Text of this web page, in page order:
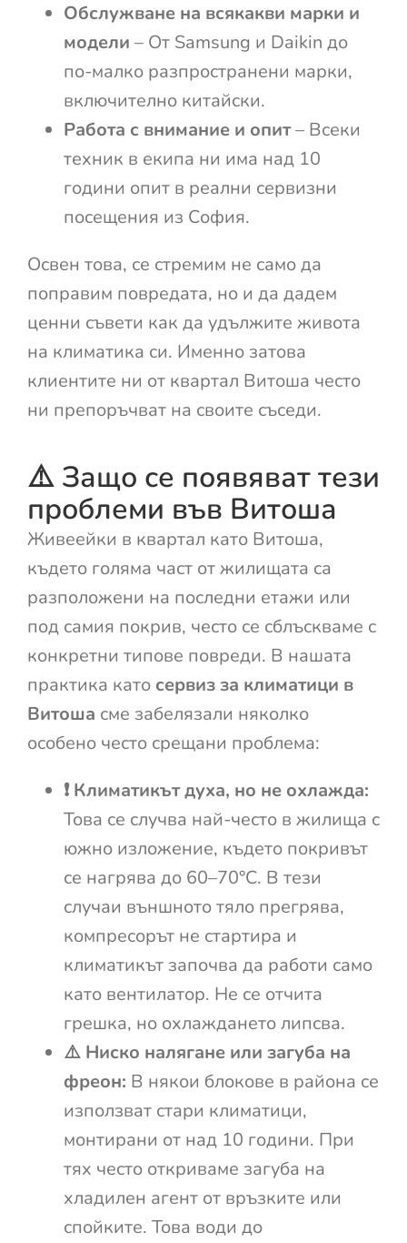
Обслужване на всякакви марки и
модели – От Samsung и Daikin до
по-малко разпространени марки,
включително китайски.
Работа с внимание и опит– Всеки
техник в екипа ни има над 10
години опит в реални сервизни
посещения из София.
Освен това, се стремим не само да
поправим повредата, но и да дадем
ценни съвети как да удължите живота
на климатика си. Именно затова
клиентите ни от квартал Витоша често
ни препоръчват на своите съседи.
⚠️ Защо се появяват тези
проблеми във Витоша
Живеейки в квартал като Витоша,
където голяма част от жилищата са
разположени на последни етажи или
под самия покрив, често се сблъскваме с
конкретни типове повреди. В нашата
практика като сервиз за климатици в
Витоша сме забелязали няколко
особено често срещани проблема:
❗ Климатикът духа, но не охлажда:
Това се случва най-често в жилища с
южно изложение, където покривът
се нагрява до 60–70°C. В тези
случаи външното тяло прегрява,
компресорът не стартира и
климатикът започва да работи само
като вентилатор. Не се отчита
грешка, но охлаждането липсва.
⚠️ Ниско налягане или загуба на
фреон: В някои блокове в района се
използват стари климатици,
монтирани от над 10 години. При
тях често откриваме загуба на
хладилен агент от връзките или
спойките. Това води до